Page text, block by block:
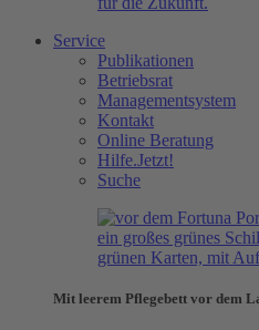
Service
Publikationen
Betriebsrat
Managementsystem
Kontakt
Online Beratung
Hilfe.Jetzt!
Suche
Mit leerem Pflegebett vor dem